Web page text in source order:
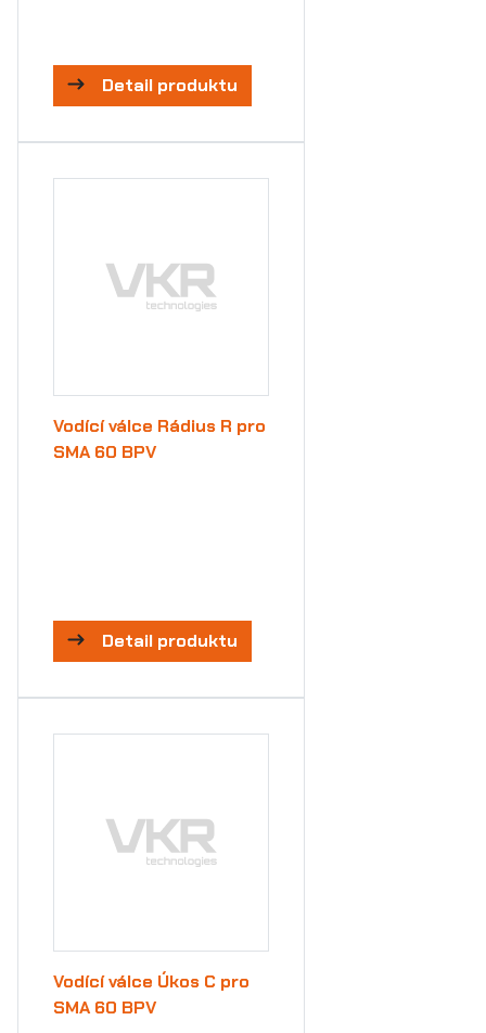
Detail produktu
Vodící válce Rádius R pro
SMA 60 BPV
Detail produktu
Vodící válce Úkos C pro
SMA 60 BPV